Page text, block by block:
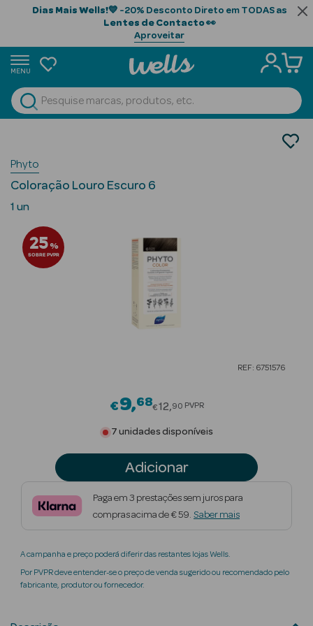
Dias Mais Wells!💙 -20% Desconto Direto em TODAS as
Lentes de Contacto👀
Aproveitar
MENU
Ver Tudo
Beauty Season
Cabelo
Profissional
Beauty Season
Cosmética
Beauty Season
Beauty Season
Maquilhagem
Beauty Season
Perfumes
Phyto
Coloração Louro Escuro 6
1 un
25%
SOBRE PVPR
REF: 6751576
€9 68Price reduced from
€12 90 PVPR
7 unidades disponíveis
Adicionar
Paga em 3 prestações sem juros para
compras acima de € 59. Saber mais
A campanha e preço poderá diferir das restantes lojas Wells.
Por PVPR deve entender-se o preço de venda sugerido ou recomendado pelo
fabricante, produtor ou fornecedor.